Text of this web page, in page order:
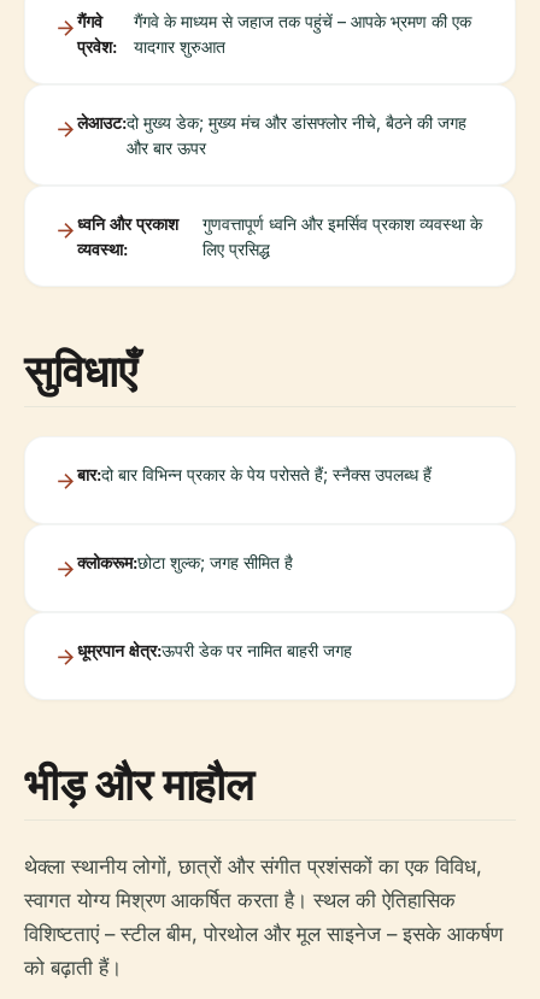
गैंगवे
प्रवेश:
गैंगवे के माध्यम से जहाज तक पहुंचें – आपके भ्रमण की एक
यादगार शुरुआत
लेआउट:दो मुख्य डेक; मुख्य मंच और डांसफ्लोर नीचे, बैठने की जगह
और बार ऊपर
ध्वनि और प्रकाश
व्यवस्था:
गुणवत्तापूर्ण ध्वनि और इमर्सिव प्रकाश व्यवस्था के
लिए प्रसिद्ध
सुविधाएँ
बार:दो बार विभिन्न प्रकार के पेय परोसते हैं; स्नैक्स उपलब्ध हैं
क्लोकरूम:छोटा शुल्क; जगह सीमित है
धूम्रपान क्षेत्र:ऊपरी डेक पर नामित बाहरी जगह
भीड़ और माहौल
थेक्ला स्थानीय लोगों, छात्रों और संगीत प्रशंसकों का एक विविध,
स्वागत योग्य मिश्रण आकर्षित करता है। स्थल की ऐतिहासिक
विशिष्टताएं – स्टील बीम, पोरथोल और मूल साइनेज – इसके आकर्षण
को बढ़ाती हैं।